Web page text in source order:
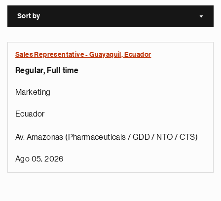
Sort by Sort
Sales Representative - Guayaquil, Ecuador
Regular, Full time
Marketing
Ecuador
Av. Amazonas (Pharmaceuticals / GDD / NTO / CTS)
Ago 05, 2026